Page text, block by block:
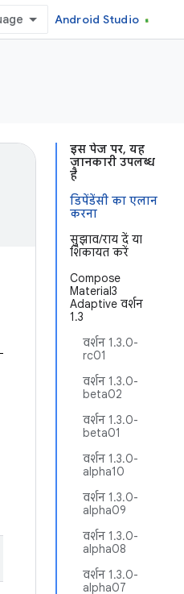
Android Studio
इस पेज पर, यह
जानकारी उपलब्ध
है
डिपेंडेंसी का एलान
करना
सुझाव/राय दें या
शिकायत करें
Compose
Material3
Adaptive वर्शन
1.3
वर्शन 1.3.0-
rc01
वर्शन 1.3.0-
beta02
वर्शन 1.3.0-
beta01
वर्शन 1.3.0-
alpha10
वर्शन 1.3.0-
alpha09
वर्शन 1.3.0-
alpha08
वर्शन 1.3.0-
alpha07